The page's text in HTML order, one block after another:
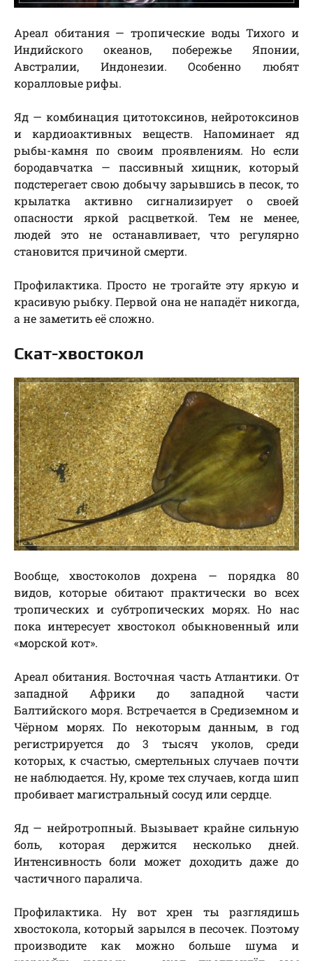
Ареал обитания — тропические воды Тихого и
Индийского океанов, побережье Японии,
Австралии, Индонезии. Особенно любят
коралловые рифы.
Яд — комбинация цитотоксинов, нейротоксинов
и кардиоактивных веществ. Напоминает яд
рыбы-камня по своим проявлениям. Но если
бородавчатка — пассивный хищник, который
подстерегает свою добычу зарывшись в песок, то
крылатка активно сигнализирует о своей
опасности яркой расцветкой. Тем не менее,
людей это не останавливает, что регулярно
становится причиной смерти.
Профилактика. Просто не трогайте эту яркую и
красивую рыбку. Первой она не нападёт никогда,
а не заметить её сложно.
Скат-хвостокол
Вообще, хвостоколов дохрена — порядка 80
видов, которые обитают практически во всех
тропических и субтропических морях. Но нас
пока интересует хвостокол обыкновенный или
«морской кот».
Ареал обитания. Восточная часть Атлантики. От
западной Африки до западной части
Балтийского моря. Встречается в Средиземном и
Чёрном морях. По некоторым данным, в год
регистрируется до 3 тысяч уколов, среди
которых, к счастью, смертельных случаев почти
не наблюдается. Ну, кроме тех случаев, когда шип
пробивает магистральный сосуд или сердце.
Яд — нейротропный. Вызывает крайне сильную
боль, которая держится несколько дней.
Интенсивность боли может доходить даже до
частичного паралича.
Профилактика. Ну вот хрен ты разглядишь
хвостокола, который зарылся в песочек. Поэтому
производите как можно больше шума и